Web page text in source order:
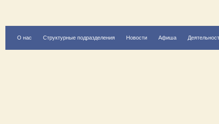
О нас Структурные подразделения Новости Афиша